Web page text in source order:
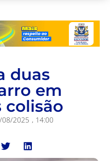
duas
em
colisão
08/2025 , 14:00